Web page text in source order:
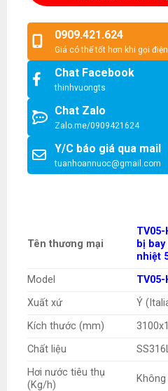
0909.421.624
Giá có thể tốt hơn khi gọi điện
Chat Facebook
thinhvuongts
Chat Zalo
Zalo.me/0909421624
Y/C báo giá qua mail
tuanhoannuoc@gmail.com
Tên thương mại
TV05-
bị
nhiệt
Model
TV05-
Xuất xứ
Ý
Kích thước (mm)
Chất liệu
Hơi nước tiêu thụ
(Kg/h)